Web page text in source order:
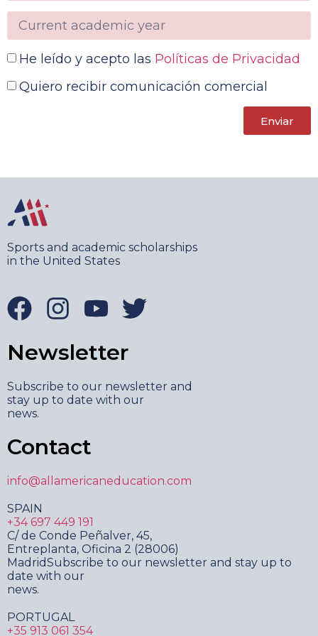
He leído y acepto las Políticas de Privacidad
Quiero recibir comunicación comercial
Enviar
Sports and academic scholarships
in the United States
Newsletter
Subscribe to our newsletter and
stay up to date with our
news.
Contact
info@allamericaneducation.com
SPAIN
+34 697 449 191
C/ de Conde Peñalver, 45,
Entreplanta, Oficina 2 (28006)
MadridSubscribe to our newsletter and stay up to
date with our
news.
PORTUGAL
+35 913 061 354